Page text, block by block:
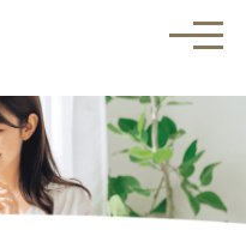
ニ
を
開
く